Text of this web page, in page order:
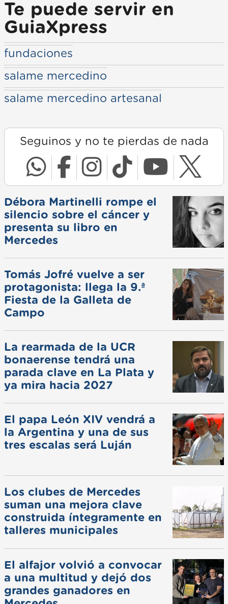
Te puede servir en
GuiaXpress
fundaciones
salame mercedino
salame mercedino artesanal
Seguinos y no te pierdas de nada
Débora Martinelli rompe el
silencio sobre el cáncer y
presenta su libro en
Mercedes
Tomás Jofré vuelve a ser
protagonista: llega la 9.ª
Fiesta de la Galleta de
Campo
La rearmada de la UCR
bonaerense tendrá una
parada clave en La Plata y
ya mira hacia 2027
El papa León XIV vendrá a
la Argentina y una de sus
tres escalas será Luján
Los clubes de Mercedes
suman una mejora clave
construida íntegramente en
talleres municipales
El alfajor volvió a convocar
a una multitud y dejó dos
grandes ganadores en